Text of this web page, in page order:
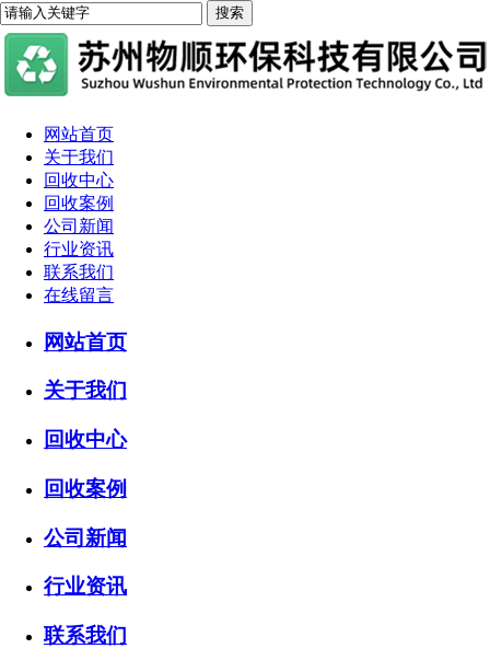
网站首页
关于我们
回收中心
回收案例
公司新闻
行业资讯
联系我们
在线留言
网站首页
关于我们
回收中心
回收案例
公司新闻
行业资讯
联系我们